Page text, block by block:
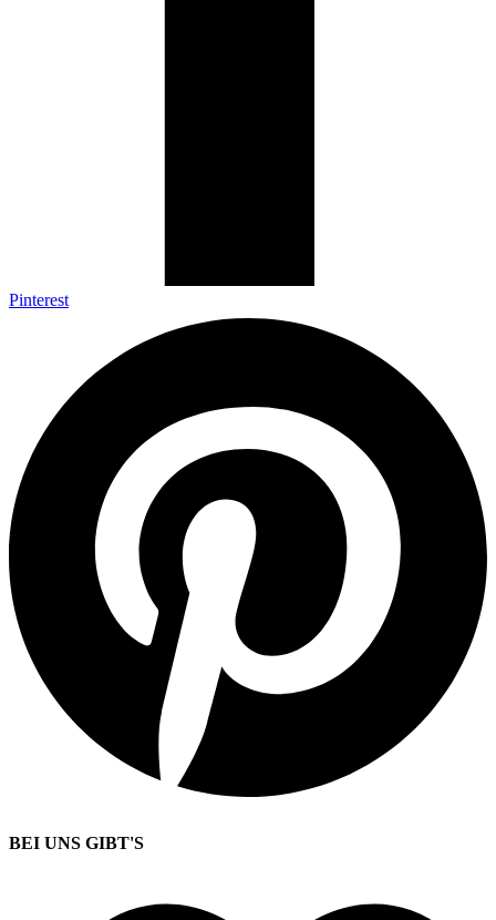
Pinterest
BEI UNS GIBT'S